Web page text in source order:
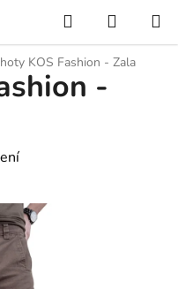
Hledat
KOŠÍK
KOS Fashion - Zala
-